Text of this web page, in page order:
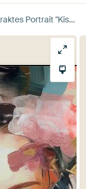
and tell" von Carla Van Iersel